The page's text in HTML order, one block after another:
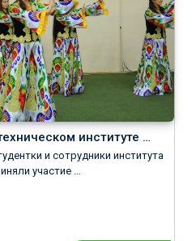
институте …
и сотрудники института
участие …